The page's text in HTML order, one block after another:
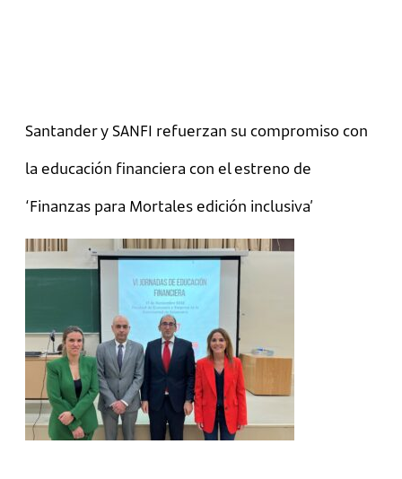
Santander y SANFI refuerzan su compromiso con
la educación financiera con el estreno de
‘Finanzas para Mortales edición inclusiva’